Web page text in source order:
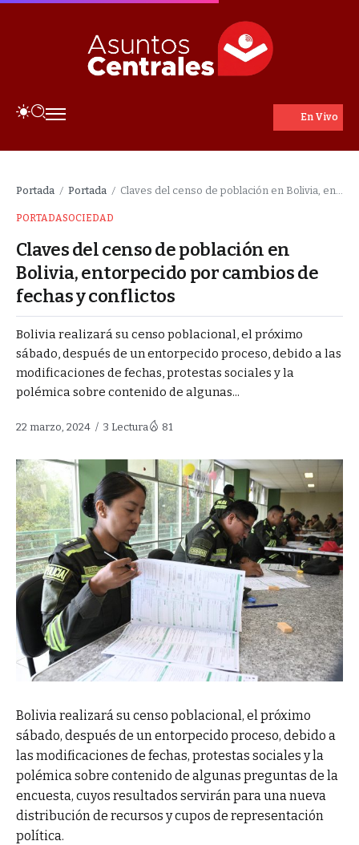
Portada / Portada / Claves del censo de población en Bolivia, entorpecido por cambios de fechas y conflictos
PORTADASOCIEDAD
Claves del censo de población en
Bolivia, entorpecido por cambios de
fechas y conflictos
Bolivia realizará su censo poblacional, el próximo
sábado, después de un entorpecido proceso, debido a las
modificaciones de fechas, protestas sociales y la
polémica sobre contenido de algunas...
22 marzo, 2024 3 Lectura 81
Bolivia realizará su censo poblacional, el próximo
sábado, después de un entorpecido proceso, debido a
las modificaciones de fechas, protestas sociales y la
polémica sobre contenido de algunas preguntas de la
encuesta, cuyos resultados servirán para una nueva
distribución de recursos y cupos de representación
política.